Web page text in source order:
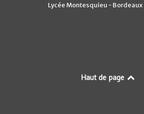
Lycée Montesquieu - Bordeaux
Haut de page